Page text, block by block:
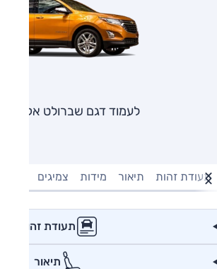
לעמוד דגם שברולט אקווינוקס
תעודת זהות תיאור מידות צמיגים
תעודת זהות
תיאור